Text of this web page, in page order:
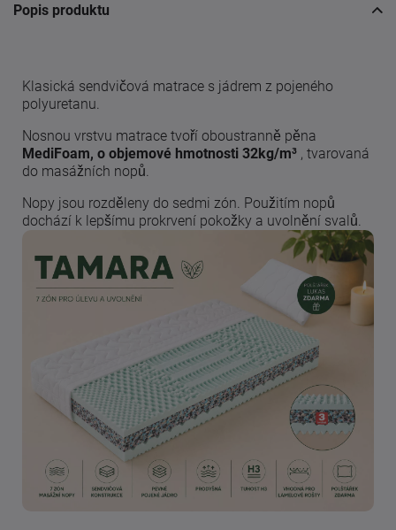
Popis produktu
Klasická sendvičová matrace s jádrem z pojeného
polyuretanu.
Nosnou vrstvu matrace tvoří oboustranně pěna
MediFoam, o objemové hmotnosti 32kg/m³ , tvarovaná
do masážních nopů.
Nopy jsou rozděleny do sedmi zón. Použitím nopů
dochází k lepšímu prokrvení pokožky a uvolnění svalů.